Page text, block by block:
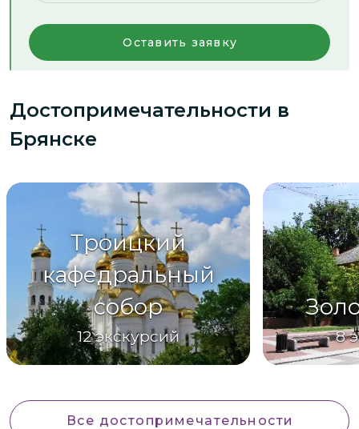
Оставить заявку
Достопримечательности в
Брянске
Троицкий
кафедральный
собор
12 экскурсий 8
Все достопримечательности